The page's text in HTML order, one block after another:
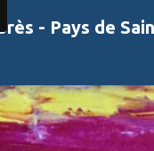
- Pays de